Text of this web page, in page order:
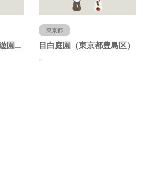
染井の杜広場仮児童遊園（東京都豊島区）
東京都
目白庭園（東京都豊島区）
-